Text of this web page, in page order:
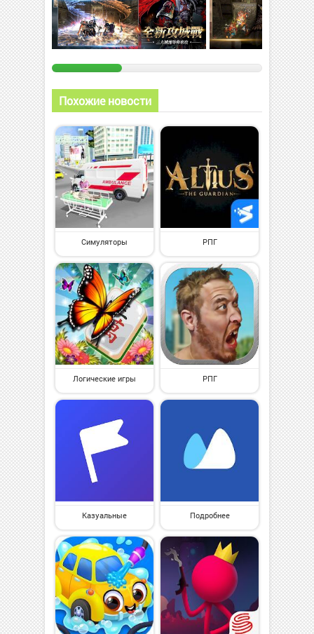
Похожие новости
Симуляторы РПГ
Логические игры РПГ
Казуальные Подробнее